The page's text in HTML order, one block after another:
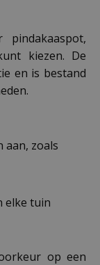
kiezen. De
en is bestand
aan, zoals
elke tuin
op een